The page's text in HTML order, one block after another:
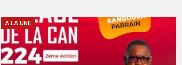
A LA UNE